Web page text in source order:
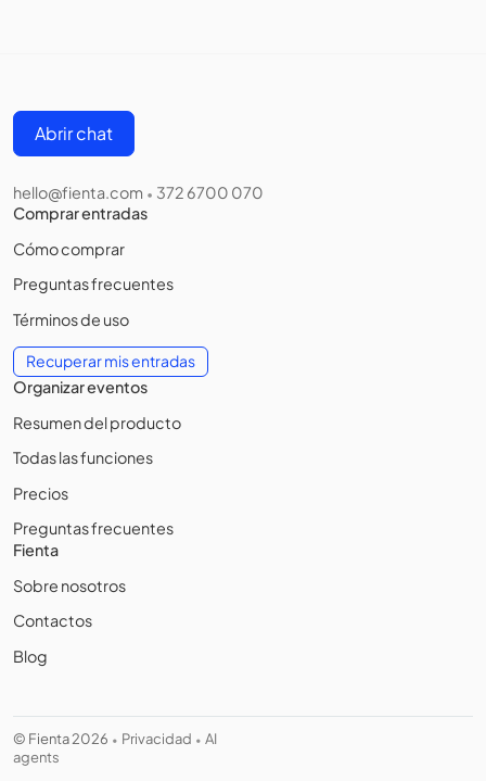
Abrir chat
hello@fienta.com • 372 6700 070
Comprar entradas
Cómo comprar
Preguntas frecuentes
Términos de uso
Recuperar mis entradas
Organizar eventos
Resumen del producto
Todas las funciones
Precios
Preguntas frecuentes
Fienta
Sobre nosotros
Contactos
Blog
© Fienta 2026 • Privacidad • AI
agents